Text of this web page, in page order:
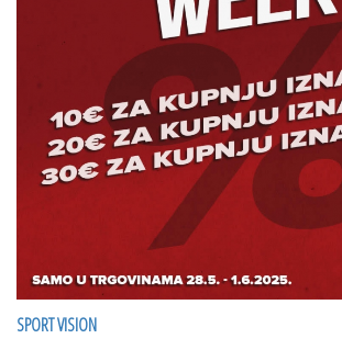
SPORT VISION